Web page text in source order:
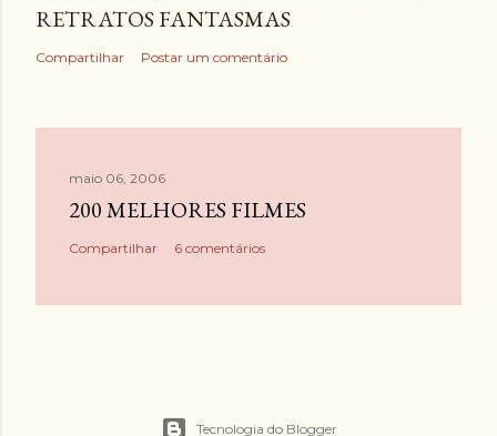
RETRATOS FANTASMAS
Compartilhar Postar um comentário
maio 06, 2006
200 MELHORES FILMES
Compartilhar 6 comentários
Tecnologia do Blogger